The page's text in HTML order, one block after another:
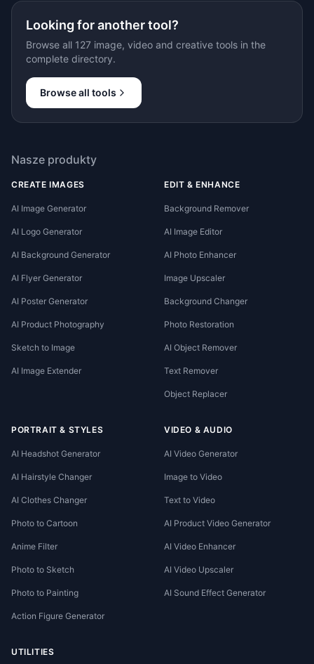
Looking for another tool?
Browse all 127 image, video and creative tools in the
complete directory.
Browse all tools
Nasze produkty
CREATE IMAGES
AI Image Generator
AI Logo Generator
AI Background Generator
AI Flyer Generator
AI Poster Generator
AI Product Photography
Sketch to Image
AI Image Extender
EDIT & ENHANCE
Background Remover
AI Image Editor
AI Photo Enhancer
Image Upscaler
Background Changer
Photo Restoration
AI Object Remover
Text Remover
Object Replacer
PORTRAIT & STYLES
AI Headshot Generator
AI Hairstyle Changer
AI Clothes Changer
Photo to Cartoon
Anime Filter
Photo to Sketch
Photo to Painting
Action Figure Generator
VIDEO & AUDIO
AI Video Generator
Image to Video
Text to Video
AI Product Video Generator
AI Video Enhancer
AI Video Upscaler
AI Sound Effect Generator
UTILITIES